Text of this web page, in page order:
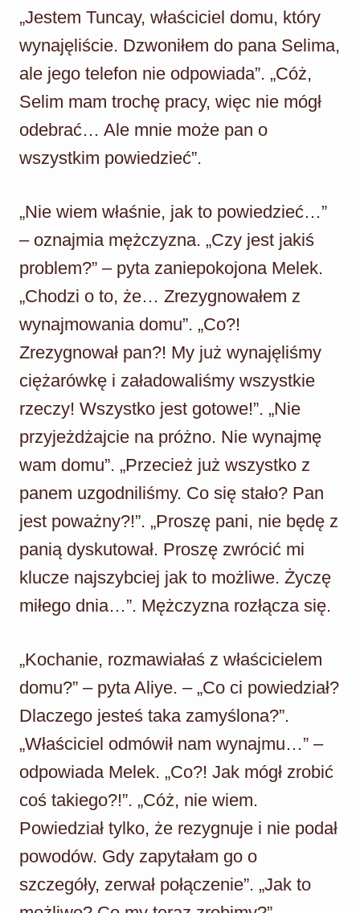
„Jestem Tuncay, właściciel domu, który
wynajęliście. Dzwoniłem do pana Selima,
ale jego telefon nie odpowiada”. „Cóż,
Selim mam trochę pracy, więc nie mógł
odebrać… Ale mnie może pan o
wszystkim powiedzieć”.
„Nie wiem właśnie, jak to powiedzieć…”
– oznajmia mężczyzna. „Czy jest jakiś
problem?” – pyta zaniepokojona Melek.
„Chodzi o to, że… Zrezygnowałem z
wynajmowania domu”. „Co?!
Zrezygnował pan?! My już wynajęliśmy
ciężarówkę i załadowaliśmy wszystkie
rzeczy! Wszystko jest gotowe!”. „Nie
przyjeżdżajcie na próżno. Nie wynajmę
wam domu”. „Przecież już wszystko z
panem uzgodniliśmy. Co się stało? Pan
jest poważny?!”. „Proszę pani, nie będę z
panią dyskutował. Proszę zwrócić mi
klucze najszybciej jak to możliwe. Życzę
miłego dnia…”. Mężczyzna rozłącza się.
„Kochanie, rozmawiałaś z właścicielem
domu?” – pyta Aliye. – „Co ci powiedział?
Dlaczego jesteś taka zamyślona?”.
„Właściciel odmówił nam wynajmu…” –
odpowiada Melek. „Co?! Jak mógł zrobić
coś takiego?!”. „Cóż, nie wiem.
Powiedział tylko, że rezygnuje i nie podał
powodów. Gdy zapytałam go o
szczegóły, zerwał połączenie”. „Jak to